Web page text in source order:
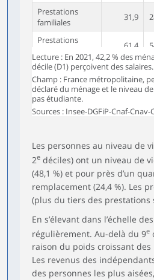
Prestations
familiales
31,9
Prestations
61,4
Minima sociaux 42,7
Prime d’activité
26,0
Indemnité
28,5
Impôt sur le
revenu et le
patrimoine
22,5
Taxe
4,6
Contributions
sociales : CSG et
CRDS
97,5
Lecture : En 2021, 42,2 % des
décile (D1) perçoivent des salaires.
Champ : France métropolitaine,
déclaré du ménage et le niveau
pas étudiante.
Sources : Insee-DGFiP-Cnaf-
Les personnes au niveau de
2edéciles) ont un niveau de
(48,1 %) et pour près d’un
remplacement (24,4 %). Les
(plus du tiers des prestations
En s’élevant dans l’échelle
régulièrement. Au-delà du 9e
raison du poids croissant
Les revenus des
des personnes les plus